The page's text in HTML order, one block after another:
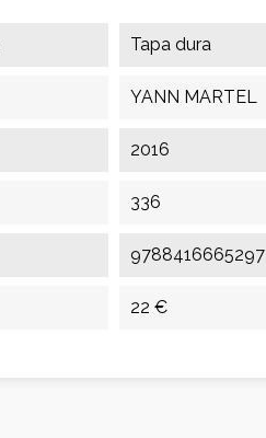
Tapa dura
YANN MARTEL
2016
336
9788416665297
22 €